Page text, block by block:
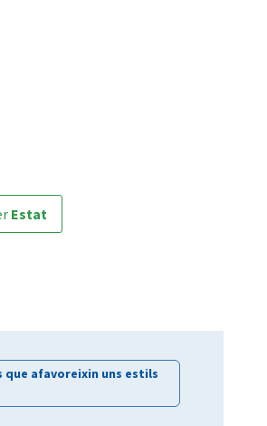
Estat
que afavoreixin uns estils